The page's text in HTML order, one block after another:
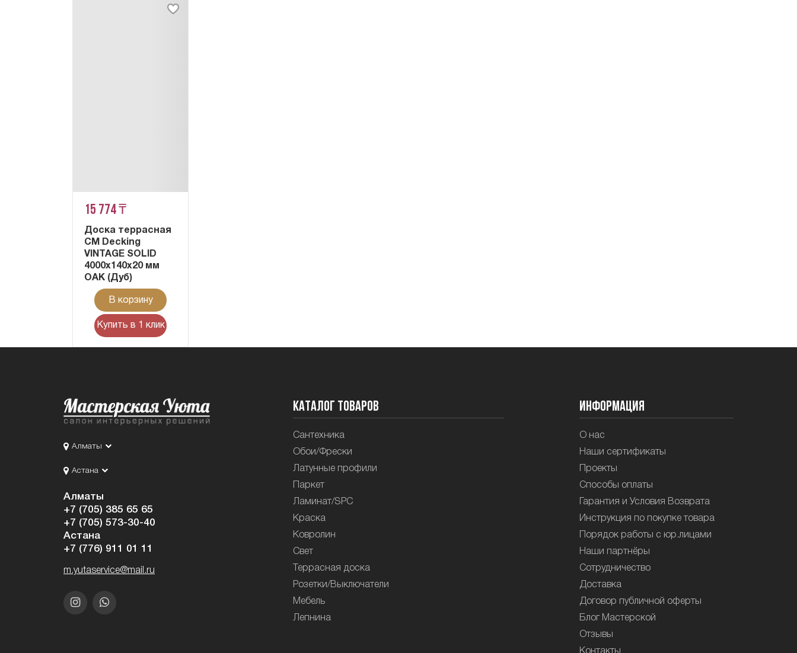
15 774 ₸
Доска террасная
CM Decking
VINTAGE SOLID
4000x140x20 мм
OAK (Дуб)
В корзину
Купить в 1 клик
Алматы
Астана
Алматы
+7 (705) 385 65 65
+7 (705) 573-30-40
Астана
+7 (776) 911 01 11
m.yutaservice@mail.ru
Каталог товаров
Сантехника
Обои/Фрески
Латунные профили
Паркет
Ламинат/SPC
Краска
Ковролин
Свет
Террасная доска
Розетки/Выключатели
Мебель
Лепнина
Информация
О нас
Наши сертификаты
Проекты
Способы оплаты
Гарантия и Условия Возврата
Инструкция по покупке товара
Порядок работы с юр.лицами
Наши партнёры
Сотрудничество
Доставка
Договор публичной оферты
Блог Мастерской
Отзывы
Контакты